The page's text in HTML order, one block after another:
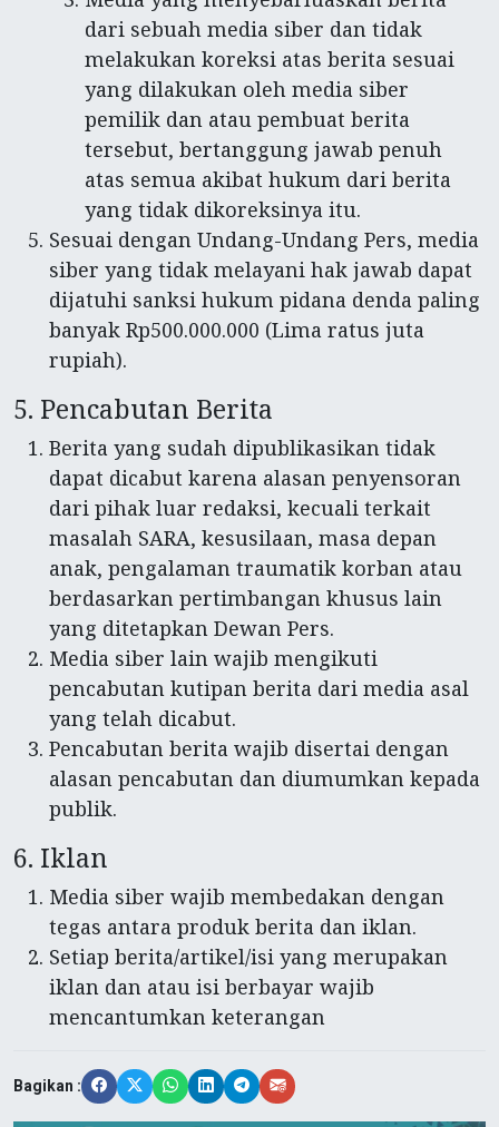
dari sebuah media siber dan tidak
melakukan koreksi atas berita sesuai
yang dilakukan oleh media siber
pemilik dan atau pembuat berita
tersebut, bertanggung jawab penuh
atas semua akibat hukum dari berita
yang tidak dikoreksinya itu.
Sesuai dengan Undang-Undang Pers, media
siber yang tidak melayani hak jawab dapat
dijatuhi sanksi hukum pidana denda paling
banyak Rp500.000.000 (Lima ratus juta
rupiah).
5. Pencabutan Berita
Berita yang sudah dipublikasikan tidak
dapat dicabut karena alasan penyensoran
dari pihak luar redaksi, kecuali terkait
masalah SARA, kesusilaan, masa depan
anak, pengalaman traumatik korban atau
berdasarkan pertimbangan khusus lain
yang ditetapkan Dewan Pers.
Media siber lain wajib mengikuti
pencabutan kutipan berita dari media asal
yang telah dicabut.
Pencabutan berita wajib disertai dengan
alasan pencabutan dan diumumkan kepada
publik.
6. Iklan
Media siber wajib membedakan dengan
tegas antara produk berita dan iklan.
Setiap berita/artikel/isi yang merupakan
iklan dan atau isi berbayar wajib
mencantumkan keterangan
Bagikan :